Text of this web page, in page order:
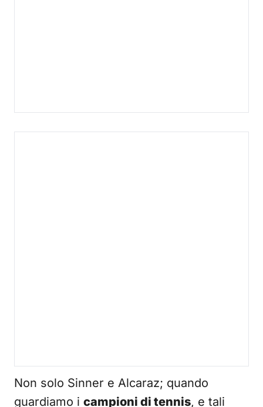
Non solo Sinner e Alcaraz; quando
guardiamo i campioni di tennis, e tali